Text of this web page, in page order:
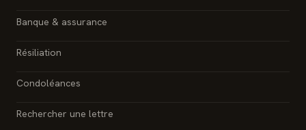
Banque & assurance
Résiliation
Condoléances
Rechercher une lettre